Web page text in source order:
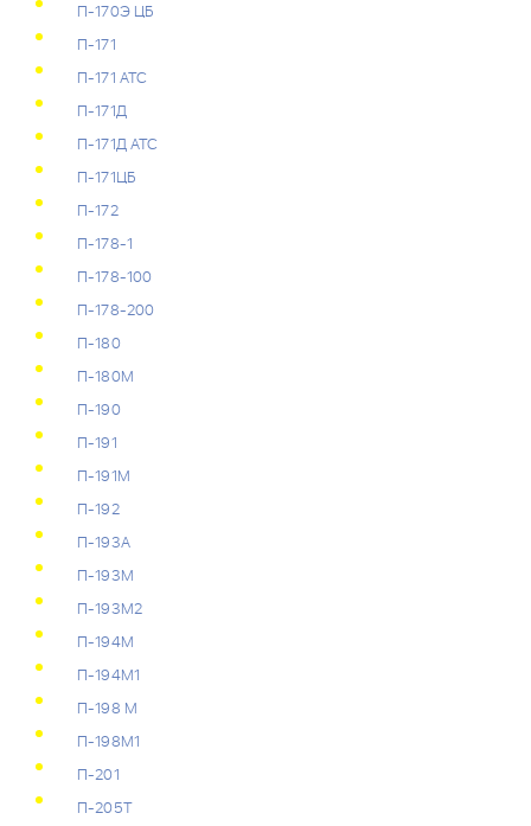
П-170Э ЦБ
П-171
П-171 АТС
П-171Д
П-171Д АТС
П-171ЦБ
П-172
П-178-1
П-178-100
П-178-200
П-180
П-180М
П-190
П-191
П-191М
П-192
П-193А
П-193М
П-193М2
П-194М
П-194М1
П-198 М
П-198М1
П-201
П-205Т